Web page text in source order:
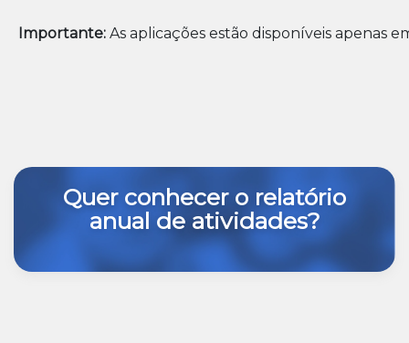
Importante: As aplicações estão disponíveis apenas
Quer conhecer o relatório
anual de atividades?